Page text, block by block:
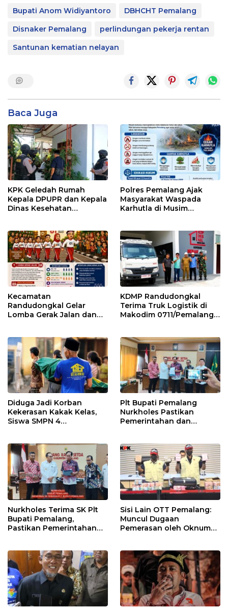
Bupati Anom Widiyantoro
DBHCHT Pemalang
Disnaker Pemalang
perlindungan pekerja rentan
Santunan kematian nelayan
Baca Juga
KPK Geledah Rumah
Kepala DPUPR dan Kepala
Dinas Kesehatan
Polres Pemalang Ajak
Masyarakat Waspada
Karhutla di Musim
Kecamatan
Randudongkal Gelar
Lomba Gerak Jalan dan
KDMP Randudongkal
Terima Truk Logistik di
Makodim 0711/Pemalang
Diduga Jadi Korban
Kekerasan Kakak Kelas,
Siswa SMPN 4
Plt Bupati Pemalang
Nurkholes Pastikan
Pemerintahan dan
Nurkholes Terima SK Plt
Bupati Pemalang,
Pastikan Pemerintahan
Sisi Lain OTT Pemalang:
Muncul Dugaan
Pemerasan oleh Oknum